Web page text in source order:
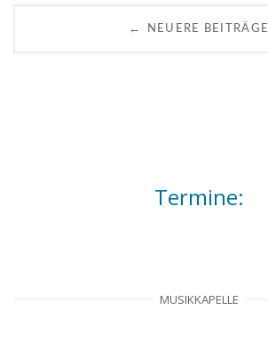
← NEUERE BEITRÄGE
Termine:
MUSIKKAPELLE